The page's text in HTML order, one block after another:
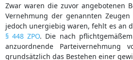
Zwar waren die zuvor angebotenen
Vernehmung der genannten
jedoch unergiebig waren, fehlt es an
§ 448 ZPO. Die nach
anzuordnende Parteivernehmung
grundsätzlich das Bestehen einer